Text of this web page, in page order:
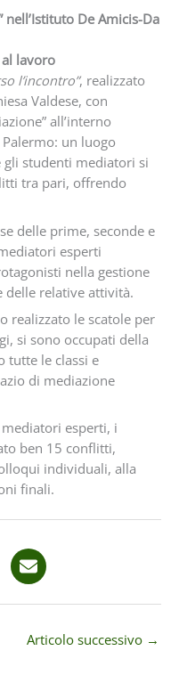
De Amicis-Da
lavoro
l’incontro”, realizzato
Valdese, con
all’interno
un luogo
gli studenti mediatori si
tra pari, offrendo
delle prime, seconde e
esperti
nella gestione
delle relative attività.
realizzato le scatole per
si sono occupati della
tutte le classi e
di mediazione
esperti, i
ben 15 conflitti,
individuali, alla
finali.
Articolo successivo →